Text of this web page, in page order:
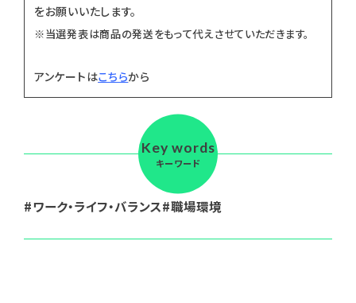
をお願いいたします。
※当選発表は商品の発送をもって代えさせていただきます。
アンケートはこちらから
Key words
キーワード
ワーク・ライフ・バランス 職場環境